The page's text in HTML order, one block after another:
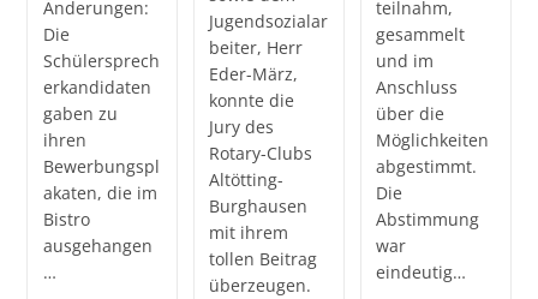
Änderungen:
Die
Schülersprech
erkandidaten
gaben zu
ihren
Bewerbungspl
akaten, die im
Bistro
ausgehangen
…
Jugendsozialar
beiter, Herr
Eder-März,
konnte die
Jury des
Rotary-Clubs
Altötting-
Burghausen
mit ihrem
tollen Beitrag
überzeugen.
teilnahm,
gesammelt
und im
Anschluss
über die
Möglichkeiten
abgestimmt.
Die
Abstimmung
war
eindeutig…